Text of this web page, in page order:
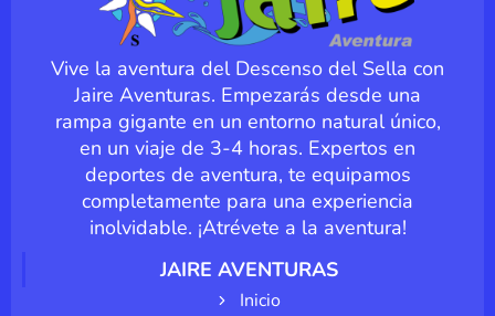
Vive la aventura del Descenso del Sella con
Jaire Aventuras. Empezarás desde una
rampa gigante en un entorno natural único,
en un viaje de 3-4 horas. Expertos en
deportes de aventura, te equipamos
completamente para una experiencia
inolvidable. ¡Atrévete a la aventura!
JAIRE AVENTURAS
Inicio